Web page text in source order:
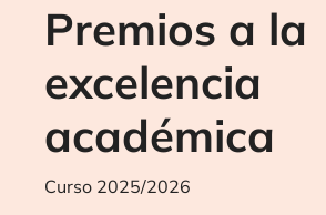
Premios a la
excelencia
académica
Curso 2025/2026